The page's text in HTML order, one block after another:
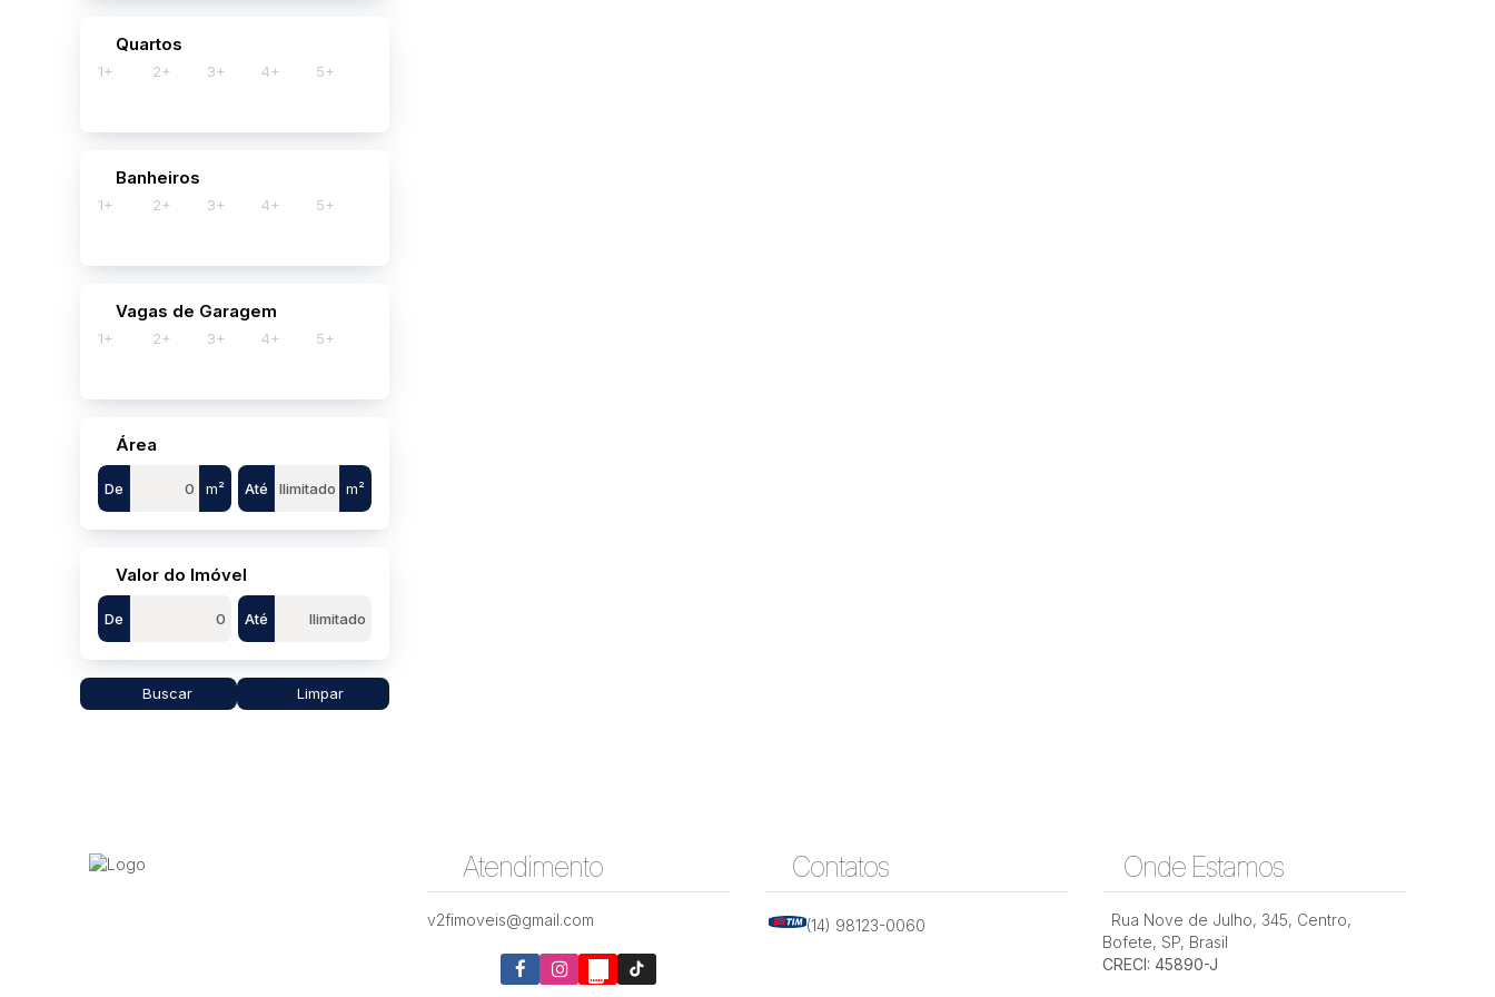
Quartos
1+ 2+ 3+ 4+ 5+
Banheiros
1+ 2+ 3+ 4+ 5+
Vagas de Garagem
1+ 2+ 3+ 4+ 5+
Área
De m² Até m²
Valor do Imóvel
De Até
Buscar Limpar
Atendimento
v2fimoveis@gmail.com
Contatos
(14) 98123-0060
Onde Estamos
Rua Nove de Julho, 345, Centro,
Bofete, SP, Brasil
CRECI: 45890-J